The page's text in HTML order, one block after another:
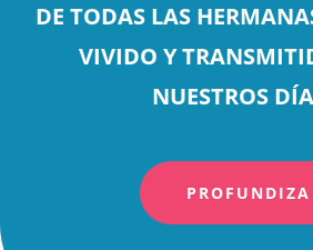
DE TODAS LAS
VIVIDO Y
NUESTROS
PROFUNDIZA